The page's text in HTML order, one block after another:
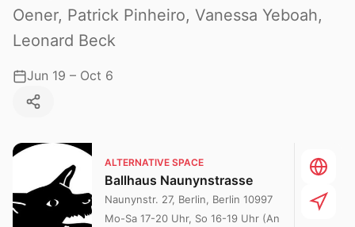
Oener, Patrick Pinheiro, Vanessa Yeboah,
Leonard Beck
Jun 19 – Oct 6
ALTERNATIVE SPACE
Ballhaus Naunynstrasse
Naunynstr. 27, Berlin, Berlin 10997
Mo-Sa 17-20 Uhr, So 16-19 Uhr (An